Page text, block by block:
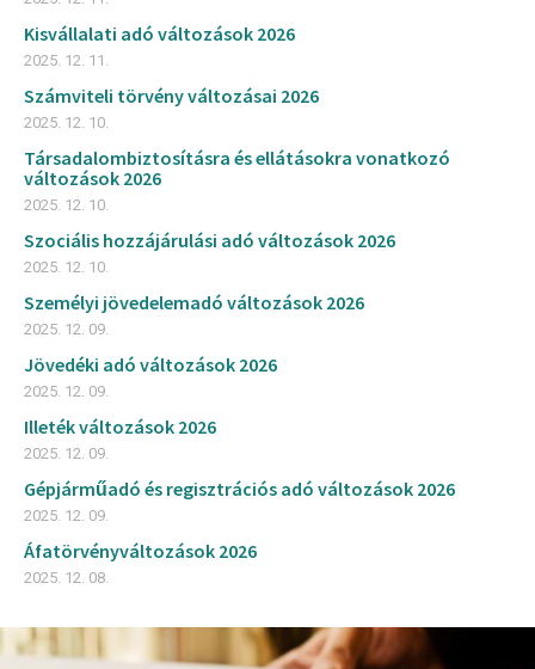
Kisvállalati adó változások 2026
2025. 12. 11.
Számviteli törvény változásai 2026
2025. 12. 10.
Társadalombiztosításra és ellátásokra vonatkozó
változások 2026
2025. 12. 10.
Szociális hozzájárulási adó változások 2026
2025. 12. 10.
Személyi jövedelemadó változások 2026
2025. 12. 09.
Jövedéki adó változások 2026
2025. 12. 09.
Illeték változások 2026
2025. 12. 09.
Gépjárműadó és regisztrációs adó változások 2026
2025. 12. 09.
Áfatörvényváltozások 2026
2025. 12. 08.